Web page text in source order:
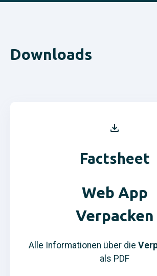
Downloads
Factsheet
Web App
Verpacken
Alle Informationen über die
als PDF